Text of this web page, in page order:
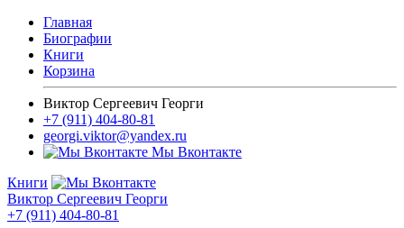
Главная
Биографии
Книги
Корзина
Виктор Сергеевич Георги
+7 (911) 404-80-81
georgi.viktor@yandex.ru
Мы Вконтакте
Книги
Виктор Сергеевич Георги
+7 (911) 404-80-81